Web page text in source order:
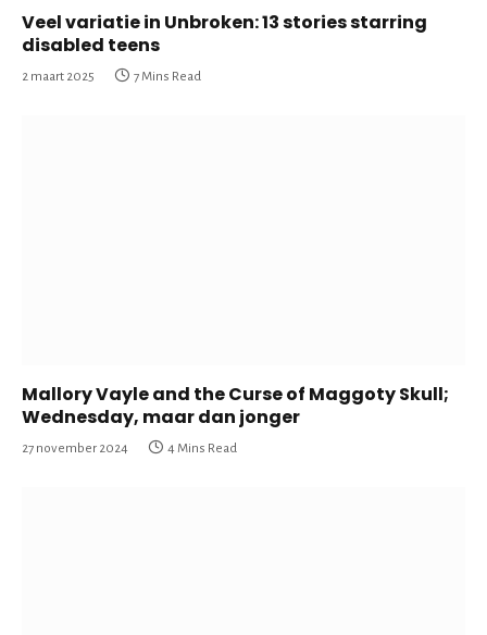
Veel variatie in Unbroken: 13 stories starring
disabled teens
2 maart 2025 7 Mins Read
Mallory Vayle and the Curse of Maggoty Skull;
Wednesday, maar dan jonger
27 november 2024 4 Mins Read